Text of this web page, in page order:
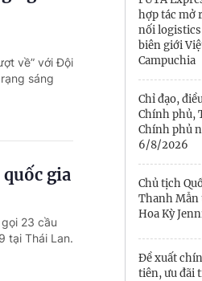
về” với Đội
sáng
gia
23 cầu
tại Thái Lan.
hợp tác mở
nối
biên giới
Campuchia
Chỉ đạo,
Chính phủ,
Chính phủ
6/8/2026
Chủ tịch
Thanh Mẫn
Hoa Kỳ
Đề xuất
tiên, ưu đãi